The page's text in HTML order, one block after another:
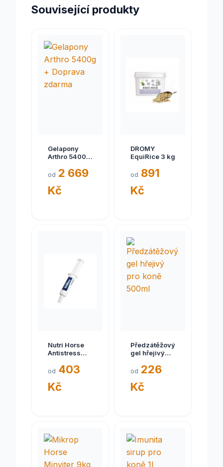
Související produkty
Gelapony
Arthro 5400g
zdarma
od 2 669
Kč
DROMY
EquiRice 3 kg
od 891
Kč
Nutri Horse
Antistress
aplikátor
od 403
Kč
Předzátěžový
gel hřejivý
500ml
od 226
Kč